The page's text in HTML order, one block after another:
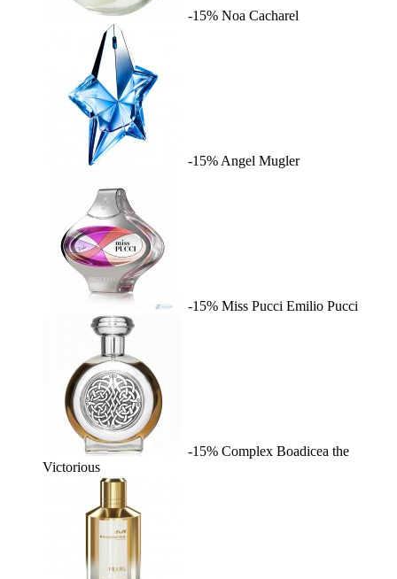
-15% Noa Cacharel
-15% Angel Mugler
-15% Miss Pucci Emilio Pucci
-15% Complex Boadicea the
Victorious